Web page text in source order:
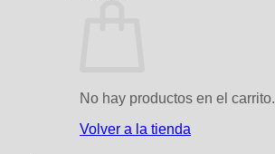
No hay productos en el carrito.
Volver a la tienda